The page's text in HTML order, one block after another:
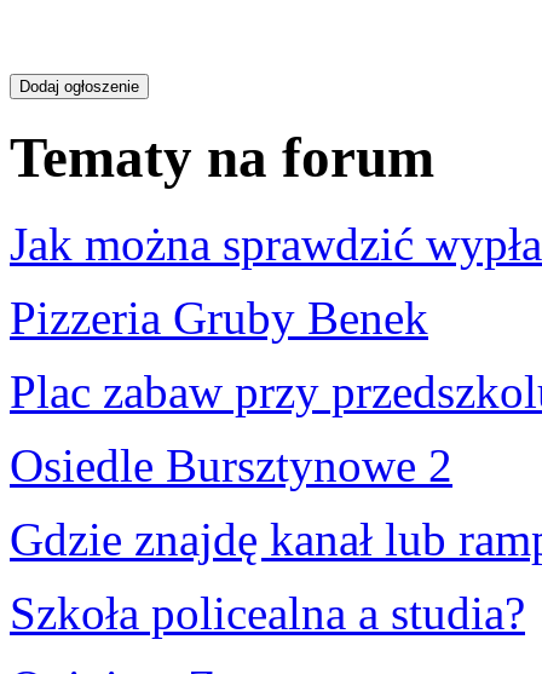
Tematy na forum
Jak można sprawdzić
Pizzeria Gruby Benek
Plac zabaw przy
Osiedle Bursztynowe 2
Gdzie znajdę kanał lub
Szkoła policealna a studia?